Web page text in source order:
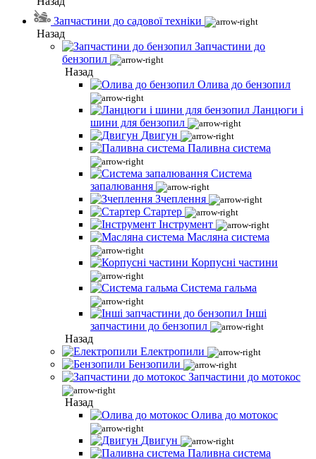
Запчастини до садової техніки
Назад
Запчастини до
бензопил
Назад
Олива до бензопил
Ланцюги і
шини для бензопил
Двигун
Паливна система
Система
запалювання
Зчеплення
Стартер
Інструмент
Масляна система
Корпусні частини
Система гальма
Інші
запчастини до бензопил
Назад
Електропили
Бензопили
Запчастини до мотокос
Назад
Олива до мотокос
Двигун
Паливна система